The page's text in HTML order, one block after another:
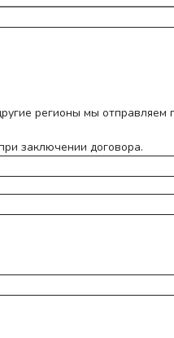
регионы мы отправляем
заключении договора.